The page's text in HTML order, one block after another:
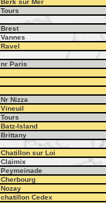
Berk sur Mer
Tours
Brest
Vannes
Ravel
nr Paris
Nr Nizza
Vineuil
Tours
Batz-Island
Brittany
Chatillon sur Loi
Claimix
Peymeinade
Cherbourg
Nozay
chatillon Cedex